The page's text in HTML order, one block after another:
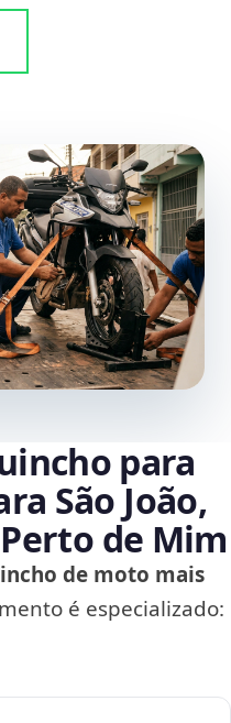
para
São João,
de Mim
de moto mais
é especializado: